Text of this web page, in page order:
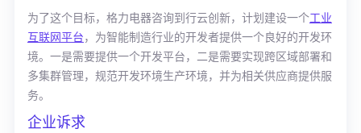
为了这个目标， 格力电器咨询到行云创新，计划 建设一个工业
互联网平台，为智能制造行业的开发者提供一个良好的开发环
境。一是需要提供一个开发平台，二是需要实现跨区域部署和
多集群管理，规范开发环境生产环境，并为相关供应商提供服
务。
企业诉求